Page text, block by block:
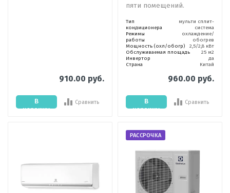
910.00 руб.
В
корзину
Сравнить
пяти помещений.
Тип
кондиционера
мульти сплит-
система
Режимы
работы
охлаждение/
обогрев
Мощность (охл/обогр)
2,5/2,8 кВт
Обслуживаемая площадь
25 м2
Инвертор
да
Страна
Китай
960.00 руб.
В
корзину
Сравнить
РАССРОЧКА